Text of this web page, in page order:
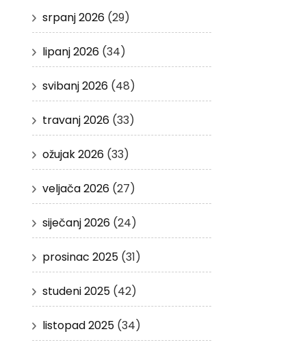
srpanj 2026(29)
lipanj 2026(34)
svibanj 2026(48)
travanj 2026(33)
ožujak 2026(33)
veljača 2026(27)
siječanj 2026(24)
prosinac 2025(31)
studeni 2025(42)
listopad 2025(34)